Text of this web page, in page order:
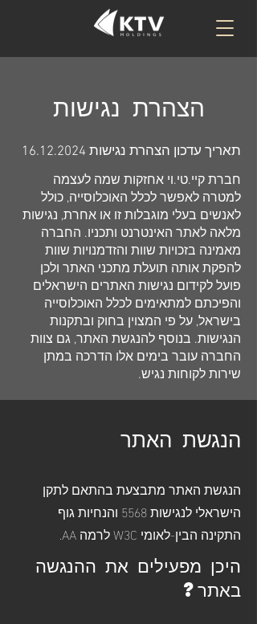
הצהרת נגישות
תאריך עדכון הצהרת נגישות 16.12.2024
חברת קיי.טי.וי אחזקות שמה לעצמה
למטרה לאפשר לכלל האוכלוסייה, כולל
לאנשים בעלי מוגבלות זו או אחרת, נגישות
מלאה לאתר האינטרנט ותכניו. החברה
מאמינה בזכויות שוות והזדמנויות שוות
להפקת אותה תועלת מתכני האתר ולכן
פועל לקידום נגישות האתרים הישראלים
והפיכתם למתאימים לכלל האוכלוסייה
בישראל, על פי המצוין בחוק ובתקנות
הנגישות. בנוסף להנגשת האתר, גם צוות
החברה עובר בימים אלו הדרכה במתן
שירות לקוחות נגיש.
הנגשת האתר
הנגשת האתר מתבצעת בהתאם לתקן
הישראלי לנגישות 5568 והנחיות גוף
התקינה הבין-לאומי W3C לרמה AA.
היכן מפעילים את ההנגשה
באתר?